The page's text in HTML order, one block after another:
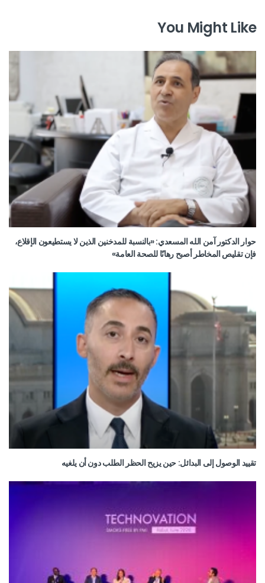
You Might Like
حوار الدكتور آمن الله المسعدي: «بالنسبة للمدخنين الذين لا يستطيعون الإقلاع،
فإن تقليص المخاطر أصبح رهانًا للصحة العامة»
تقييد الوصول إلى البدائل: حين يزيح الحظر الطلب دون أن يلغيه